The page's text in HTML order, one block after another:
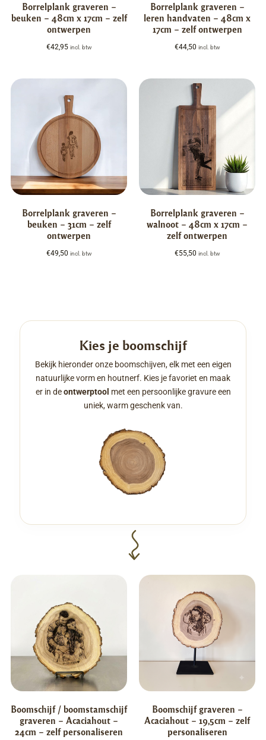
Borrelplank graveren –
beuken – 48cm x 17cm – zelf
ontwerpen
€42,95 incl. btw
Borrelplank graveren –
leren handvaten – 48cm x
17cm – zelf ontwerpen
€44,50 incl. btw
Borrelplank graveren –
beuken – 31cm – zelf
ontwerpen
€49,50 incl. btw
Borrelplank graveren –
walnoot – 48cm x 17cm –
zelf ontwerpen
€55,50 incl. btw
Kies je boomschijf
Bekijk hieronder onze boomschijven, elk met een eigen
natuurlijke vorm en houtnerf. Kies je favoriet en maak
er in deontwerptool met een persoonlijke gravure een
uniek, warm geschenk van.
Boomschijf / boomstamschijf
graveren – Acaciahout –
24cm – zelf personaliseren
Boomschijf graveren –
Acaciahout – 19,5cm – zelf
personaliseren